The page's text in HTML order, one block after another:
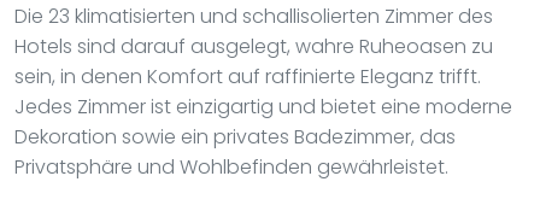
Die 23 klimatisierten und schallisolierten Zimmer des
Hotels sind darauf ausgelegt, wahre Ruheoasen zu
sein, in denen Komfort auf raffinierte Eleganz trifft.
Jedes Zimmer ist einzigartig und bietet eine moderne
Dekoration sowie ein privates Badezimmer, das
Privatsphäre und Wohlbefinden gewährleistet.